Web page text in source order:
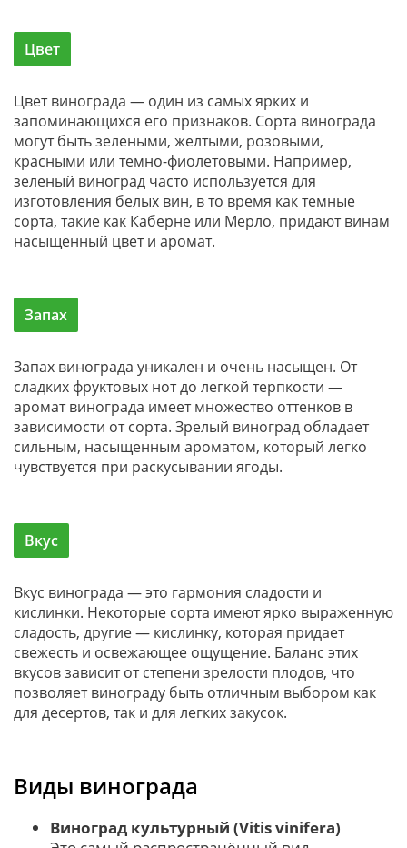
Цвет
Цвет винограда — один из самых ярких и
запоминающихся его признаков. Сорта винограда
могут быть зелеными, желтыми, розовыми,
красными или темно-фиолетовыми. Например,
зеленый виноград часто используется для
изготовления белых вин, в то время как темные
сорта, такие как Каберне или Мерло, придают винам
насыщенный цвет и аромат.
Запах
Запах винограда уникален и очень насыщен. От
сладких фруктовых нот до легкой терпкости —
аромат винограда имеет множество оттенков в
зависимости от сорта. Зрелый виноград обладает
сильным, насыщенным ароматом, который легко
чувствуется при раскусывании ягоды.
Вкус
Вкус винограда — это гармония сладости и
кислинки. Некоторые сорта имеют ярко выраженную
сладость, другие — кислинку, которая придает
свежесть и освежающее ощущение. Баланс этих
вкусов зависит от степени зрелости плодов, что
позволяет винограду быть отличным выбором как
для десертов, так и для легких закусок.
Виды винограда
Виноград культурный (Vitis vinifera)